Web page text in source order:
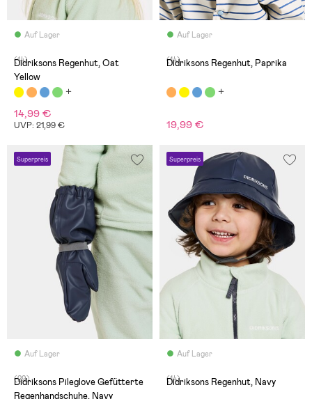
Auf Lager
(14)
Didriksons Regenhut, Oat
Yellow
14,99 €
UVP: 21,99 €
Auf Lager
(14)
Didriksons Regenhut, Paprika
19,99 €
Superpreis
Auf Lager
(29)
Didriksons Pileglove Gefütterte
Regenhandschuhe, Navy
Superpreis
Auf Lager
(14)
Didriksons Regenhut, Navy